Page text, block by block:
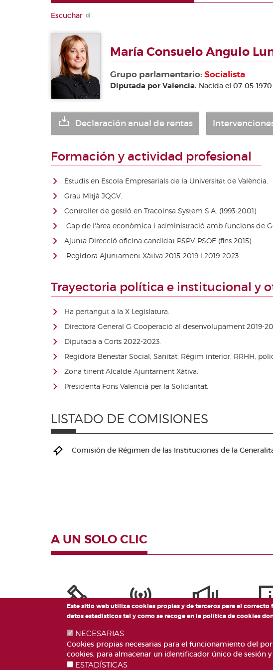
CORTS
VALENCIANES
La Presidencia
La Mesa
Pleno
Comisiones
Junta de
Diputación
Permanente
Normas
Estatutos
de
Gobierno y
Régimen
Interior
Directorio
personal
de Les Corts
Estatuto de
la C.Valenciana
Escuchar
María Consuelo Angulo
Grupo parlamentario: Socialista
Diputada por Valencia. Nacida el 07-05-
Declaración anual de rentas
Formación y actividad profesional
Estudis en Escola Empresarials de la Universitat de València.
Grau Mitjà JQCV.
Controller de gestió en Tracoinsa System S.A. (1993-2001).
Cap de l'àrea econòmica i administració amb funcions de
Ajunta Direcció oficina candidat PSPV-PSOE (fins 2015).
Regidora Ajuntament Xàtiva 2015-2019 i 2019-2023
Trayectoria política e institucional y
Ha pertangut a la X Legislatura.
Directora General G Cooperació al desenvolupament 2019-
Diputada a Corts 2022-2023.
Regidora Benestar Social, Sanitat, Règim interior, RRHH,
Zona tinent Alcalde Ajuntament Xàtiva.
Presidenta Fons Valencià per la Solidaritat.
LISTADO DE COMISIONES
Comisión de Régimen de las Instituciones de la
A UN SOLO CLIC
Este sitio web utiliza cookies propias y de terceros para el
datos estadísticos tal y como se recoge en la política de cookies
NECESARIAS
Cookies propias necesarias para el funcionamiento del
cookies, para almacenar un identificador único de sesión
ESTADÍSTICAS